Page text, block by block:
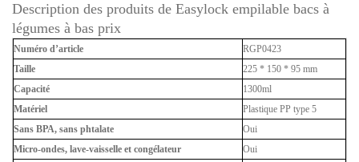
Description des produits de Easylock empilable bacs à
légumes à bas prix
Numéro d’article
RGP0423
Taille
225 * 150 * 95 mm
Capacité
1300ml
Matériel
Plastique PP type 5
Sans BPA, sans phtalate
Oui
Micro-ondes, lave-vaisselle et congélateur
Oui